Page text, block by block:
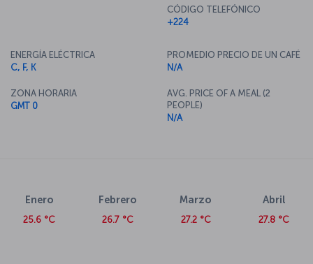
CÓDIGO TELEFÓNICO
+224
ENERGÍA ELÉCTRICA
C, F, K
ZONA HORARIA
GMT 0
PROMEDIO PRECIO DE UN CAFÉ
N/A
AVG. PRICE OF A MEAL (2
PEOPLE)
N/A
Enero
25.6 °C
Febrero
26.7 °C
Marzo
27.2 °C
Abril
27.8 °C